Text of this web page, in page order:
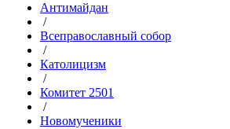
Антимайдан
/
Всеправославный собор
/
Католицизм
/
Комитет 2501
/
Новомученики